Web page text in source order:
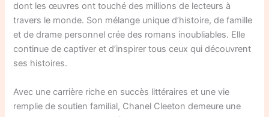
dont les œuvres ont touché des millions de lecteurs à
travers le monde. Son mélange unique d’histoire, de famille
et de drame personnel crée des romans inoubliables. Elle
continue de captiver et d’inspirer tous ceux qui découvrent
ses histoires.
Avec une carrière riche en succès littéraires et une vie
remplie de soutien familial, Chanel Cleeton demeure une